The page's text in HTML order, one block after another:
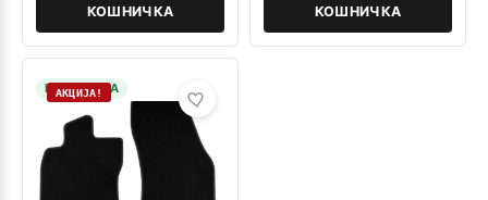
КОШНИЧКА
КОШНИЧКА
НА ЗАЛИХА
АКЦИЈА!